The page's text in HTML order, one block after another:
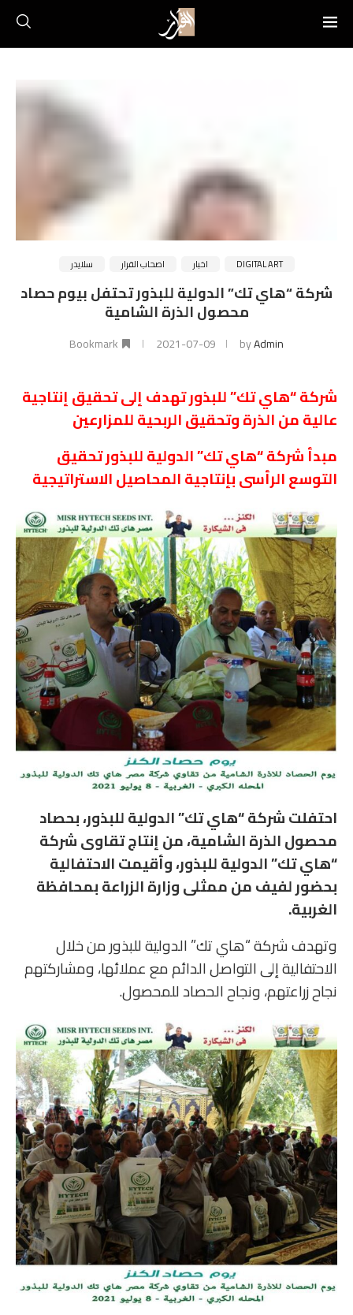
DIGITAL ART اخبار اصحاب القرار سلايدر
شركة “هاي تك” الدولية للبذور تحتفل بيوم حصاد
محصول الذرة الشامية
byAdmin
2021-07-09
Bookmark
شركة “هاي تك” للبذور تهدف إلى تحقيق إنتاجية
عالية من الذرة وتحقيق الربحية للمزارعين
مبدأ شركة “هاي تك” الدولية للبذور تحقيق
التوسع الرأسى بإنتاجية المحاصيل الاستراتيجية
احتفلت شركة “هاي تك” الدولية للبذور، بحصاد
محصول الذرة الشامية، من إنتاج تقاوى شركة
“هاي تك” الدولية للبذور، وأقيمت الاحتفالية
بحضور لفيف من ممثلى وزارة الزراعة بمحافظة
الغربية.
وتهدف شركة “هاي تك” الدولية للبذور من خلال
الاحتفالية إلى التواصل الدائم مع عملائها، ومشاركتهم
نجاح زراعتهم، ونجاح الحصاد للمحصول.